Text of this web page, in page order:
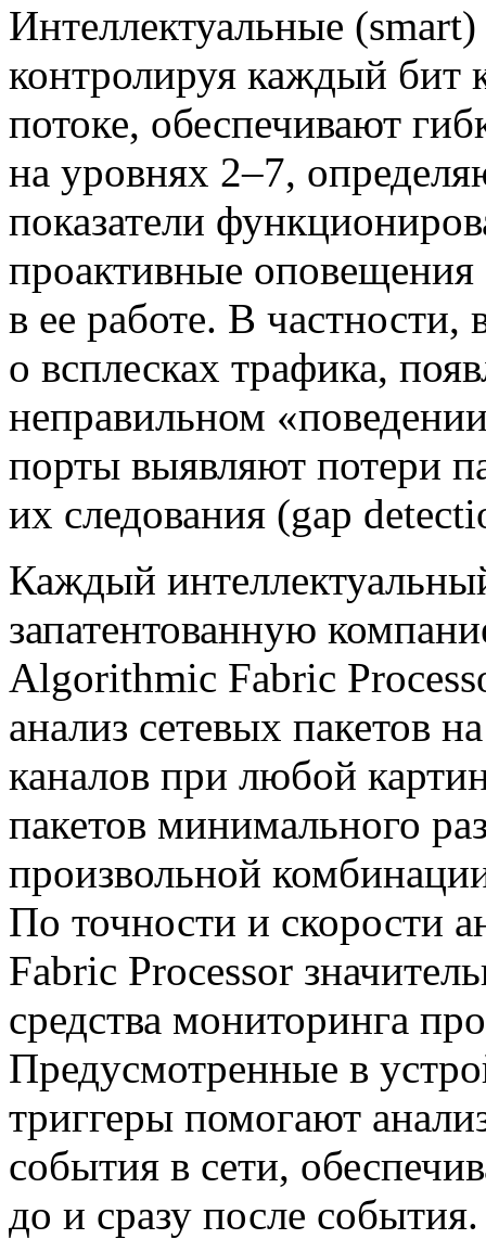
Интеллектуальные
контролируя каждый бит
потоке, обеспечивают
на уровнях 2–7,
показатели
проактивные
в ее работе. В
о всплесках трафика,
неправильном
порты выявляют потери
их следования (gap
Каждый
запатентованную
Algorithmic Fabric
анализ сетевых пакетов
каналов при любой
пакетов минимального
произвольной
По точности и скорости
Fabric Processor
средства мониторинга
Предусмотренные в
триггеры помогают
события в сети,
до и сразу после события.